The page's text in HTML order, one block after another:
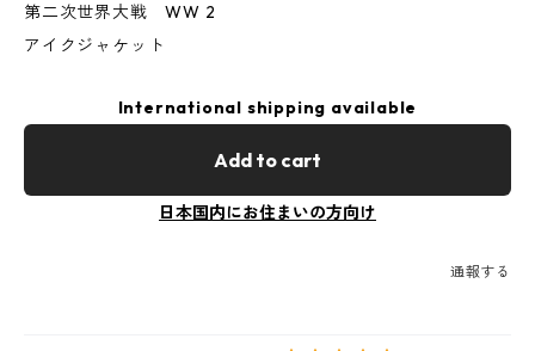
第二次世界大戦 WW 2
アイクジャケット
International shipping available
Add to cart
日本国内にお住まいの方向け
通報する